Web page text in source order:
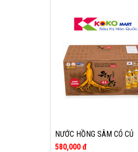
NƯỚC HỒNG SÂM CÓ CỦ
WONKISAM KHÔNG ĐƯỜNG
580,000 đ